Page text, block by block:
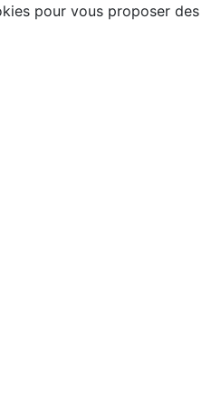
pour vous proposer